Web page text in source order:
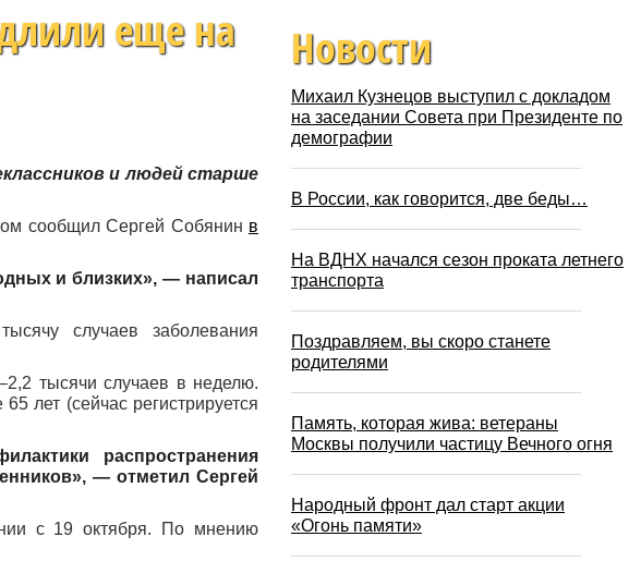
еще на
и людей старше
сообщил Сергей Собянин в
и близких», — написал
случаев заболевания
тысячи случаев в неделю.
лет (сейчас регистрируется
распространения
— отметил Сергей
с 19 октября. По мнению
Новости
Михаил Кузнецов выступил с докладом
на заседании Совета при Президенте по
демографии
В России, как говорится, две беды…
На ВДНХ начался сезон проката летнего
транспорта
Поздравляем, вы скоро станете
родителями
Память, которая жива: ветераны
Москвы получили частицу Вечного огня
Народный фронт дал старт акции
«Огонь памяти»